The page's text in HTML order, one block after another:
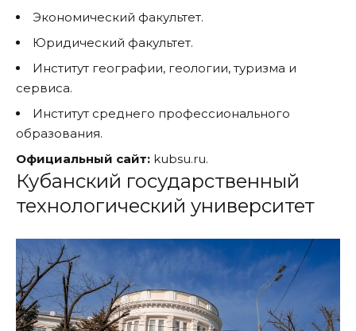
Экономический факультет.
Юридический факультет.
Институт географии, геологии, туризма и
сервиса.
Институт среднего профессионального
образования.
Официальный сайт: kubsu.ru.
Кубанский государственный
технологический университет